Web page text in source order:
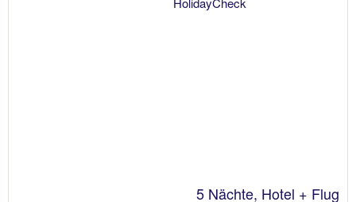
5 Nächte, Hotel + Flug